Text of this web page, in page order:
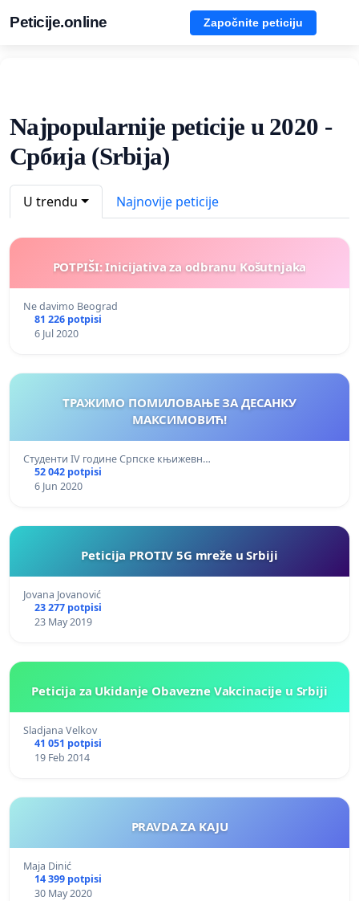
Peticije.online Započnite peticiju
Najpopularnije peticije u 2020 -
Србија (Srbija)
U trendu Najnovije peticije
POTPIŠI: Inicijativa za odbranu Košutnjaka
Ne davimo Beograd
81 226 potpisi
6 Jul 2020
ТРАЖИМО ПОМИЛОВАЊЕ ЗА ДЕСАНКУ
МАКСИМОВИЋ!
Студенти IV године Српске књижевн…
52 042 potpisi
6 Jun 2020
Peticija PROTIV 5G mreže u Srbiji
Jovana Jovanović
23 277 potpisi
23 May 2019
Peticija za Ukidanje Obavezne Vakcinacije u Srbiji
Sladjana Velkov
41 051 potpisi
19 Feb 2014
PRAVDA ZA KAJU
Maja Dinić
14 399 potpisi
30 May 2020